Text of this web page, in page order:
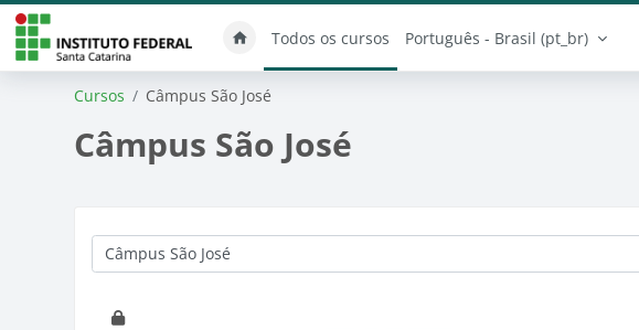
Ir para o conteúdo principal
Todos os cursos
Português - Brasil ‎(pt_br)‎
Cursos Câmpus São José
Câmpus São José
Categorias de Cursos